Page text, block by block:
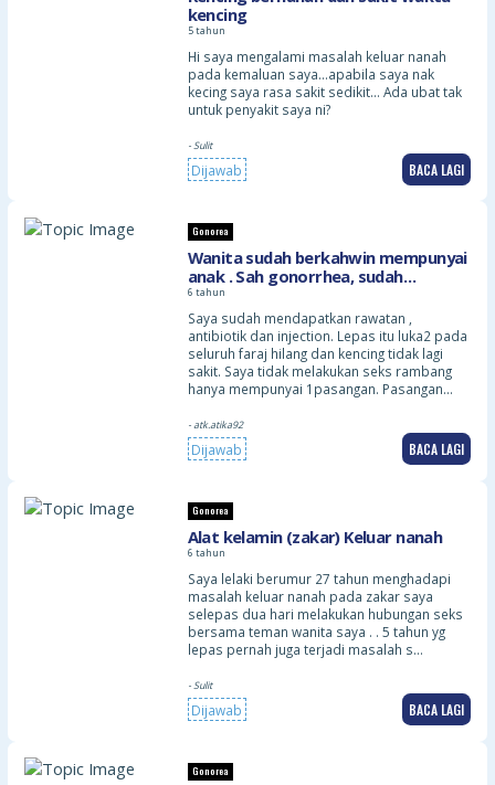
kencing
5 tahun
Hi saya mengalami masalah keluar nanah
pada kemaluan saya…apabila saya nak
kecing saya rasa sakit sedikit… Ada ubat tak
untuk penyakit saya ni?
- Sulit
Dijawab BACA LAGI
Gonorea
Wanita sudah berkahwin mempunyai
anak . Sah gonorrhea, sudah
mendapatkan rawatan
6 tahun
Saya sudah mendapatkan rawatan ,
antibiotik dan injection. Lepas itu luka2 pada
seluruh faraj hilang dan kencing tidak lagi
sakit. Saya tidak melakukan seks rambang
hanya mempunyai 1pasangan. Pasangan…
- atk.atika92
Dijawab BACA LAGI
Gonorea
Alat kelamin (zakar) Keluar nanah
6 tahun
Saya lelaki berumur 27 tahun menghadapi
masalah keluar nanah pada zakar saya
selepas dua hari melakukan hubungan seks
bersama teman wanita saya . . 5 tahun yg
lepas pernah juga terjadi masalah s…
- Sulit
Dijawab BACA LAGI
Gonorea